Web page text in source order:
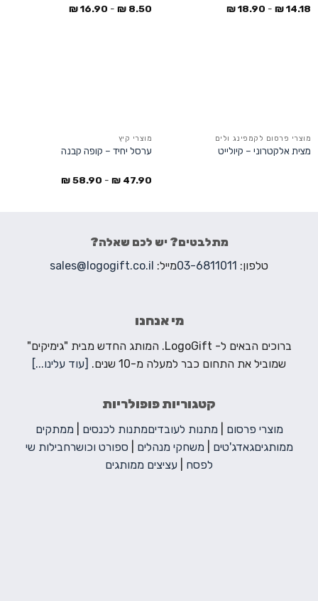
14.18
₪
-
18.90
₪
8.50
₪
-
16.90
₪
מוצרי פרסום לקמפינג ולים
מצית אלקטרוני – קיולייט
מוצרי קיץ
ערסל יחיד – קופה קבנה
47.90
₪
-
58.90
₪
מתלבטים? יש לכם שאלה?
טלפון: 03-6811011מייל: sales@logogift.co.il
מי אנחנו
ברוכים הבאים ל- LogoGift. המותג החדש מבית "גימיקים"
שמוביל את התחום כבר למעלה מ-10 שנים.
[עוד עלינו...]
קטגוריות פופולריות
מוצרי פרסום מתנות לעובדיםמתנות לכנסים
ממתקים
ממותגיםגאדג'טים משחקי מנהלים ספורט וכושרחבילות שי
לפסח
עציצים ממותגים